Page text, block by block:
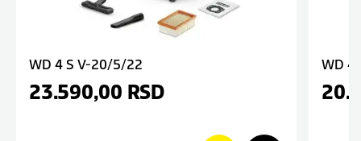
WD 4 S V-20/5/22
23.590,00 RSD
WD